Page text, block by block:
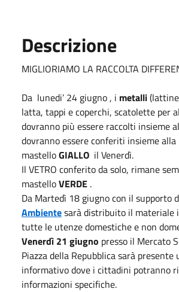
Descrizione
MIGLIORIAMO LA RACCOLTA
Da lunedi’ 24 giugno , i metalli
latta, tappi e coperchi, scatolette per
dovranno più essere raccolti insieme
dovranno essere conferiti insieme alla
mastelloGIALLO il Venerdì.
Il VETRO conferito da solo, rimane
mastelloVERDE .
Da Martedì 18 giugno con il supporto
Ambientesarà distribuito il materiale
tutte le utenze domestiche e non
Venerdì 21 giugno presso il Mercato
Piazza della Repubblica sarà presente
informativo dove i cittadini potranno
informazioni specifiche.